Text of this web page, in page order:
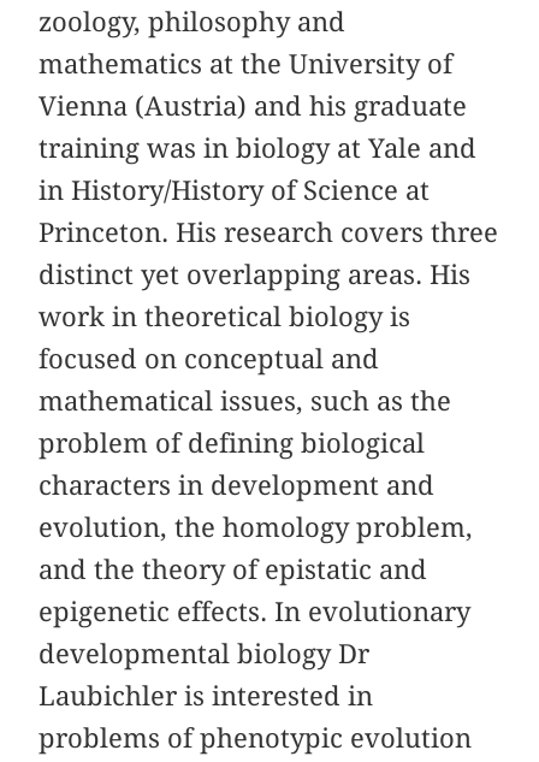
zoology, philosophy and
mathematics at the University of
Vienna (Austria) and his graduate
training was in biology at Yale and
in History/History of Science at
Princeton. His research covers three
distinct yet overlapping areas. His
work in theoretical biology is
focused on conceptual and
mathematical issues, such as the
problem of defining biological
characters in development and
evolution, the homology problem,
and the theory of epistatic and
epigenetic effects. In evolutionary
developmental biology Dr
Laubichler is interested in
problems of phenotypic evolution